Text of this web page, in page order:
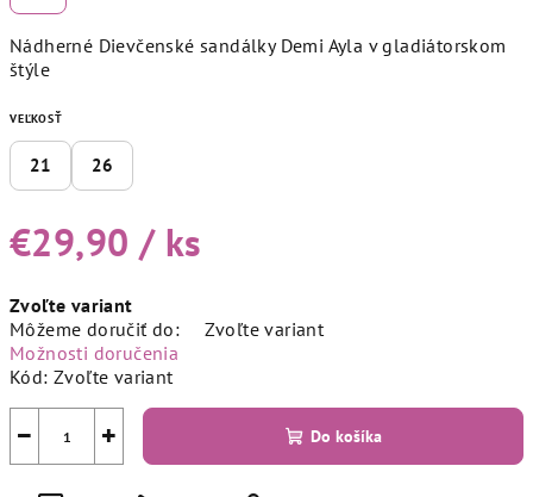
Nádherné Dievčenské sandálky Demi Ayla v gladiátorskom
štýle
VEĽKOSŤ
21 26
€29,90 / ks
cena:
Zvoľte variant
Môžeme doručiť do:
Zvoľte variant
Možnosti doručenia
Kód: Zvoľte variant
+
− Do košíka